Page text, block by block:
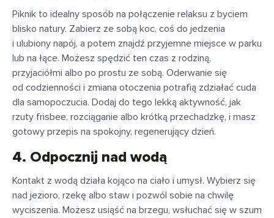
Piknik to idealny sposób na połączenie relaksu z byciem
blisko natury. Zabierz ze sobą koc, coś do jedzenia
i ulubiony napój, a potem znajdź przyjemne miejsce w parku
lub na łące. Możesz spędzić ten czas z rodziną,
przyjaciółmi albo po prostu ze sobą. Oderwanie się
od codzienności i zmiana otoczenia potrafią zdziałać cuda
dla samopoczucia. Dodaj do tego lekką aktywność, jak
rzuty frisbee, rozciąganie albo krótką przechadzkę, i masz
gotowy przepis na spokojny, regenerujący dzień.
4. Odpocznij nad wodą
Kontakt z wodą działa kojąco na ciało i umysł. Wybierz się
nad jezioro, rzekę albo staw i pozwól sobie na chwilę
wyciszenia. Możesz usiąść na brzegu, wsłuchać się w szum